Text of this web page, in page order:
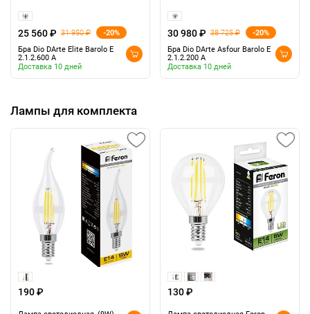
25 560 ₽ 31 950 ₽
-20%
Бра Dio DArte Elite Barolo E
2.1.2.600 A
Доставка 10 дней
30 980 ₽ 38 725 ₽
-20%
Бра Dio DArte Asfour Barolo E
2.1.2.200 A
Доставка 10 дней
Лампы для комплекта
190 ₽ 130 ₽